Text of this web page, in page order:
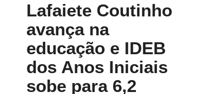
Lafaiete Coutinho
avança na
educação e IDEB
dos Anos Iniciais
sobe para 6,2